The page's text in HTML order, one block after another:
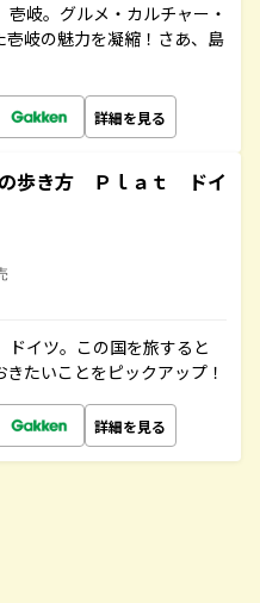
岐。グルメ・カルチャー・
岐の魅力を凝縮！さあ、島
詳細を見る
歩き方 Ｐｌａｔ ドイ
イツ。この国を旅すると
たいことをピックアップ！
詳細を見る